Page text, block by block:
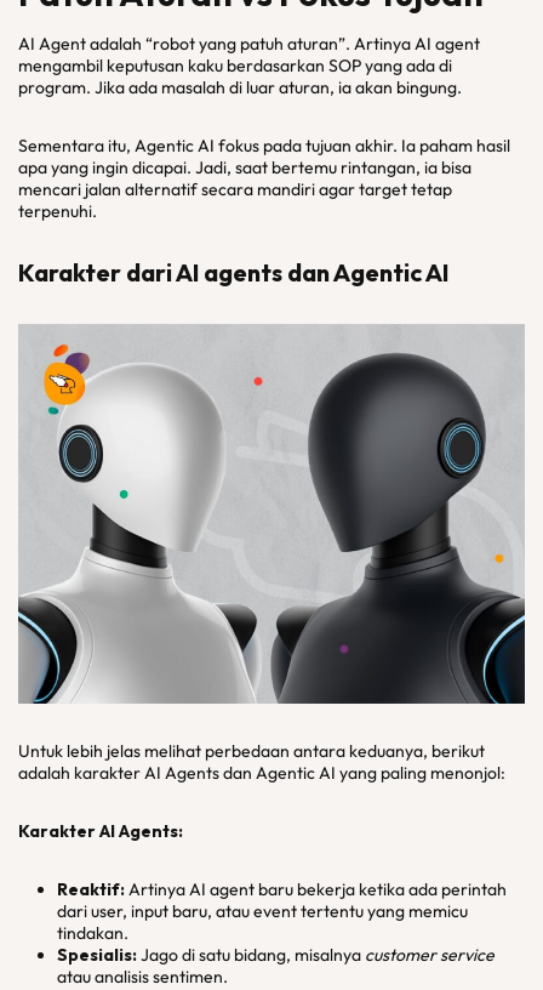
AI Agent adalah “robot yang patuh aturan”. Artinya AI agent
mengambil keputusan kaku berdasarkan SOP yang ada di
program. Jika ada masalah di luar aturan, ia akan bingung.
Sementara itu, Agentic AI fokus pada tujuan akhir. Ia paham hasil
apa yang ingin dicapai. Jadi, saat bertemu rintangan, ia bisa
mencari jalan alternatif secara mandiri agar target tetap
terpenuhi.
Karakter dari AI agents dan Agentic AI
Untuk lebih jelas melihat perbedaan antara keduanya, berikut
adalah karakter AI Agents dan Agentic AI yang paling menonjol:
Karakter AI Agents:
Reaktif:Artinya AI agent baru bekerja ketika ada perintah
dari user, input baru, atau event tertentu yang memicu
tindakan.
Spesialis:Jago di satu bidang, misalnya customer service
atau analisis sentimen.